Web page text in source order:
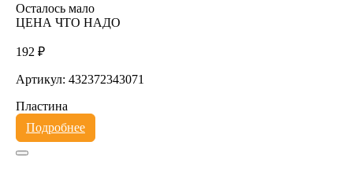
Осталось мало
ЦЕНА ЧТО НАДО
192 ₽
Артикул: 432372343071
Пластина
Подробнее